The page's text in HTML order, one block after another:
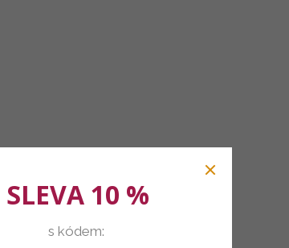
SLEVA 10 %
s kódem: